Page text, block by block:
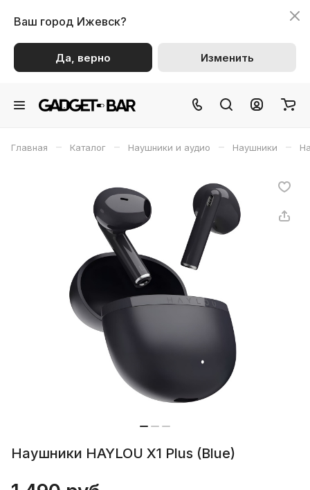
Ваш город Ижевск?
Да, верно Изменить
Главная – Каталог – Наушники и аудио – Наушники –
Наушники HAYLOU X1 Plus (Blue)